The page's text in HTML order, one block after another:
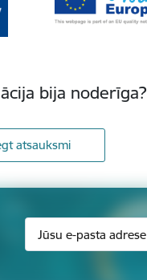
bija noderīga?
atsauksmi